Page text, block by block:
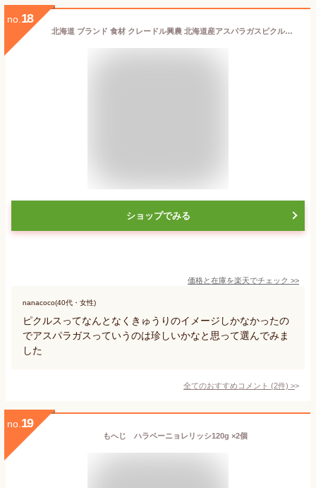
no. 18
北海道 ブランド 食材 クレードル興農 北海道産アスパラガスピクルス(甘酢漬)(内容総量210g/固形量135g) / アスパラ アスパラガス ホワイトアスパラ ホワイト ピクルス 漬物 漬け物 洋風 自宅用 まとめ買い 北海道 食材 野菜 瓶 瓶詰 単品 ポイント消化
ショップでみる
価格と在庫を楽天でチェック >>
nanacoco(40代・女性)
ピクルスってなんとなくきゅうりのイメージしかなかったの
でアスパラガスっていうのは珍しいかなと思って選んでみま
した
全てのおすすめコメント (2件) >
no. 19
もへじ ハラペーニョレリッシ120g ×2個